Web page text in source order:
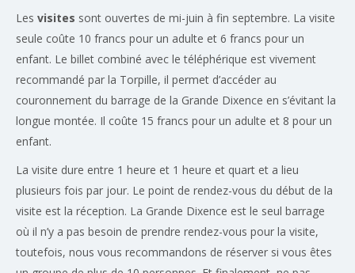
Les visites sont ouvertes de mi-juin à fin septembre. La visite
seule coûte 10 francs pour un adulte et 6 francs pour un
enfant. Le billet combiné avec le téléphérique est vivement
recommandé par la Torpille, il permet d’accéder au
couronnement du barrage de la Grande Dixence en s’évitant la
longue montée. Il coûte 15 francs pour un adulte et 8 pour un
enfant.
La visite dure entre 1 heure et 1 heure et quart et a lieu
plusieurs fois par jour. Le point de rendez-vous du début de la
visite est la réception. La Grande Dixence est le seul barrage
où il n’y a pas besoin de prendre rendez-vous pour la visite,
toutefois, nous vous recommandons de réserver si vous êtes